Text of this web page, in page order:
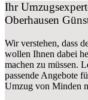
Ihr
Oberhausen
Wir verstehen, dass
wollen Ihnen dabei
machen zu müssen.
passende Angebote
Umzug von Minden